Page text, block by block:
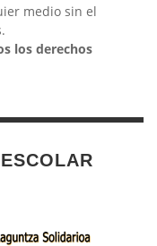
medio sin el
los derechos